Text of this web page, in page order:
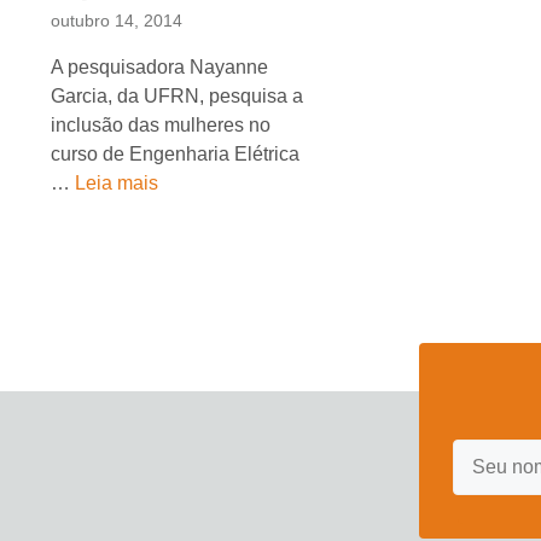
outubro 14, 2014
A pesquisadora Nayanne
Garcia, da UFRN, pesquisa a
inclusão das mulheres no
curso de Engenharia Elétrica
… Leia mais